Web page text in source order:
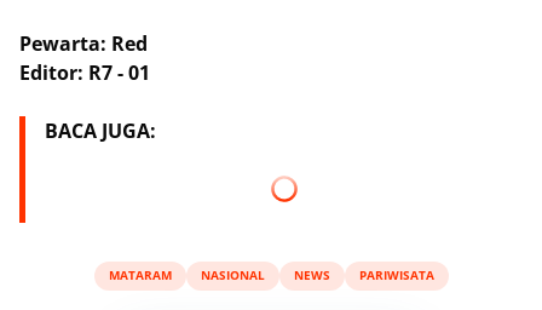
Pewarta: Red
Editor: R7 - 01
BACA JUGA:
MATARAM NASIONAL NEWS PARIWISATA